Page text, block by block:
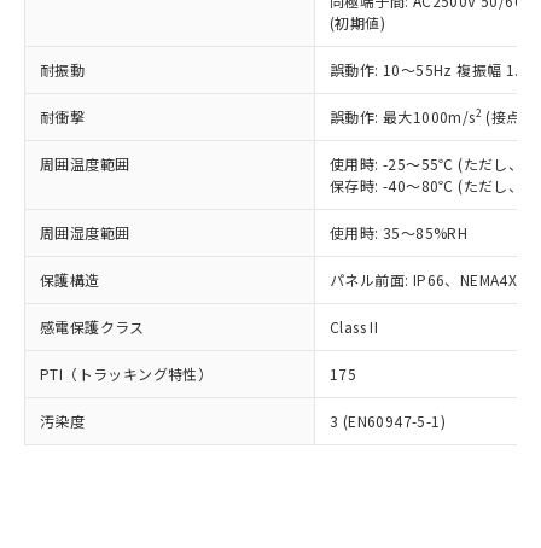
(初期値)
耐振動 誤動作: 10～55Hz 複振幅
耐衝撃 誤動作: 最大1000m/s2 (接点
周囲温度範囲
使用時: -25～55℃ (ただし、氷
保存時: -40～80℃ (ただし、氷
周囲湿度範囲 使用時: 35～85%RH
保護構造 パネル前面: IP66、NEMA4X,
感電保護クラス Class II
PTI（トラッキング特性） 175
汚染度 3 (EN60947-5-1)
正式な納期状況および標準価格はお客
様のお取引先、またはお客様担当のオ
ムロン制御機器販売店・当社販売員に
オムロン制御機器販売店や当社販売拠
販売ネットワーク
」をご確認
事前の承諾なく第三者に漏洩または開
示しないようお願いします。
マイパーツ機能（部品リスト作成サー
ビス）をご利用いただくには、I-Web
メンバーズにご登録されている必要が
あります。
お客様が当ウェブサイト上で当社にご
登録された部品リストについて、当社
および当社の共同利用者が、当社の製
(PBDE) 1000ppm以下、フタル酸ビス(2-エチルヘキシ
ル) (DEHP)(別名：DOP) 1000ppm以下、フタル酸ブチ
（DBP） 1000ppm以下、フタル酸ジイソブチル
但し、RoHS指令で産業用監視および制御機器に対する
フタル酸エステル類の４物質については閾値を超える意
図的な使用がないことを確認しています。
※2 対応予定月
部品在庫の切り替え状況などにより、予定
月が前後することがあります。
※3 非含有証明書ダウンロード
ニル類) : 1000ppm、 PBDEs(ポリ臭化ジフェニルエーテ
イソブチル) : 1000ppm、 BBP(フタル酸ブチルベンジ
DEHP(フタル酸ビス(2-エチルヘキシル)) : 1000ppm
「ｅ」：有害物質（10物質）のすべてが基
準値以下であることを示します。
「10」：通常の使用状況下において有害物
質が外部に漏えいし、環境に深刻な影響を
及ぼさない年数を意味します。
い合わせください。
当社は規制貨物を破棄する場合は、完
全に破砕するなど、違法に輸出されな
いよう必要な手段を講じます。
当社は貴社製品を、核兵器、ミサイ
ル、化学兵器、生物兵器またはその他
武器並びにこれらの製造装置等に一切
当社は、貴社製品を第三者に販売する
場合は、上記1、2および3の内容を当
該第三者に通知します。また当社は、
販売先および販売に係わる関係者が違
り引きをいたしません。
一定数以上の在庫あり
一定数には満たないが在庫あり
在庫なし(最新の在庫状況につ
いては、お客様のお取引先、ま
たはお客様担当のオムロン制御
機器販売店・当社販売員にご確
白
受注生産機種、また在庫状況の
情報を公開していない機種